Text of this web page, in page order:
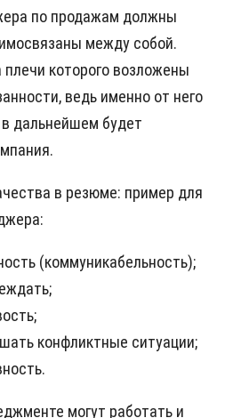
по продажам должны
между собой.
плечи которого возложены
ведь именно от него
в дальнейшем будет
в резюме: пример для
(коммуникабельность);
конфликтные ситуации;
могут работать и